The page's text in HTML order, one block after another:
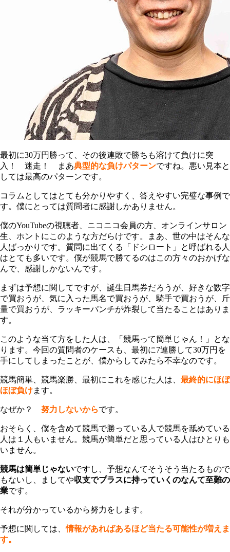
最初に30万円勝って、その後連敗で勝ちも溶けて負けに突
入！ 迷走！ まあ典型的な負けパターンですね。悪い見本と
しては最高のパターンです。
コラムとしてはとても分かりやすく、答えやすい完璧な事例で
す。僕にとっては質問者に感謝しかありません。
僕のYouTubeの視聴者、ニコニコ会員の方、オンラインサロン
生、ホントにこのような方だらけです。まあ、世の中はそんな
人ばっかりです。質問に出てくる「ドシロート」と呼ばれる人
はとても多いです。僕が競馬で勝てるのはこの方々のおかげな
んで、感謝しかないんです。
まずは予想に関してですが、誕生日馬券だろうが、好きな数字
で買おうが、気に入った馬名で買おうが、騎手で買おうが、斤
量で買おうが、ラッキーパンチが炸裂して当たることはありま
す。
このような当て方をした人は、「競馬って簡単じゃん！」とな
ります。今回の質問者のケースも、最初に7連勝して30万円を
手にしてしまったことが、僕からしてみたら不幸なのです。
競馬簡単、競馬楽勝、最初にこれを感じた人は、 最終的にほぼ
ほぼ負けます。
なぜか？努力しないからです。
おそらく、僕を含めて競馬で勝っている人で競馬を舐めている
人は１人もいません。競馬が簡単だと思っている人はひとりも
いません。
競馬は簡単じゃないですし、予想なんてそうそう当たるもので
もないし、ましてや収支でプラスに持っていくのなんて至難の
業です。
それが分かっているから努力をします。
予想に関しては、情報があればあるほど当たる可能性が増えま
す。